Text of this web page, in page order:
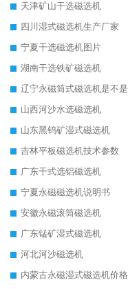
天津矿山干选磁选机
四川湿式磁选机生产厂家
宁夏干选磁选机图片
湖南干选铁矿磁选机
山西河沙水选磁选机
山东黑钨矿湿式磁选机
吉林平板磁选机技术参数
广东干式选铝磁选机
宁夏永磁磁选机说明书
安徽永磁滚筒磁选机
广东锰矿湿式磁选机
河北河沙磁选机
内蒙古永磁湿式磁选机价格